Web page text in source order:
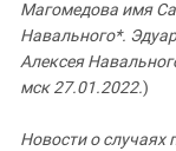
Магомедова имя
Навального*.
Алексея
мск 27.01.2022.)
Новости о случаях